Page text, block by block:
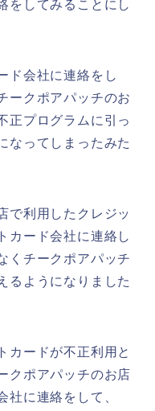
をしてみることにし
ド会社に連絡をし
ークポアパッチのお
正プログラムに引っ
なってしまったみた
で利用したクレジッ
カード会社に連絡し
くチークポアパッチ
るようになりました
カードが不正利用と
クポアパッチのお店
社に連絡をして、